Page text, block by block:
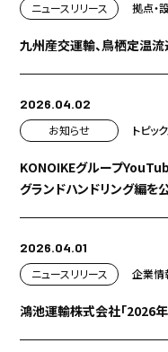
ニュースリリース 拠点・
九州産交運輸、鳥栖定温
2026.04.02
お知らせ
トピッ
KONOIKEグループ
グランドハンドリング編を
2026.04.01
ニュースリリース
企業情
鴻池運輸株式会社「2026